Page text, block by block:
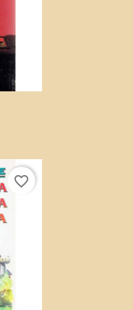
favorite_border